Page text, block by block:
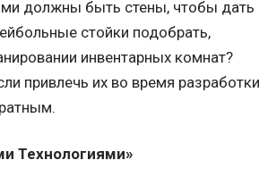
должны быть стены, чтобы дать
стойки подобрать,
инвентарных комнат?
привлечь их во время разработки
Технологиями»